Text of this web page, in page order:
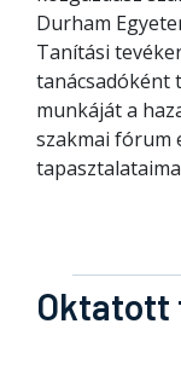
Durham
Tanítási
tanácsadóként
munkáját a
szakmai fórum
Oktatott